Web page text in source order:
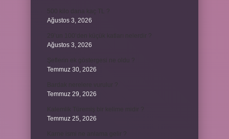
Ağustos 3, 2026
Ağustos 3, 2026
Temmuz 30, 2026
Temmuz 29, 2026
Temmuz 25, 2026